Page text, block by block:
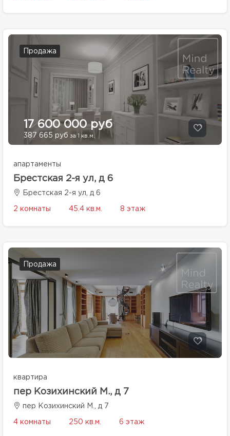
Продажа
17 600 000 руб
387 665 руб за 1 кв.м.
апартаменты
Брестская 2-я ул, д 6
Брестская 2-я ул, д 6
2 комнаты 45.4 кв.м. 8 этаж
Продажа
квартира
пер Козихинский М., д 7
пер Козихинский М., д 7
4 комнаты 250 кв.м. 6 этаж